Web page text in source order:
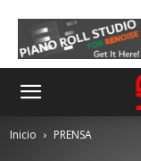
Inicio PRENSA